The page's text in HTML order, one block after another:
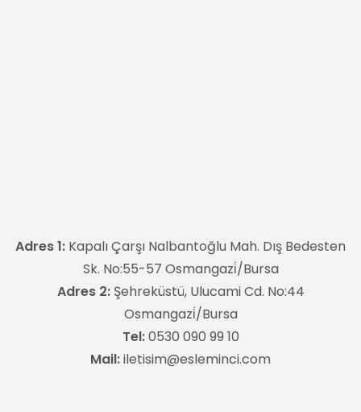
Adres 1: Kapalı Çarşı Nalbantoğlu Mah. Dış Bedesten
Sk. No:55-57 Osmangazi̇/Bursa
Adres 2:Şehreküstü, Ulucami Cd. No:44
Osmangazi̇/Bursa
Tel:0530 090 99 10
Mail:iletisim@esleminci.com